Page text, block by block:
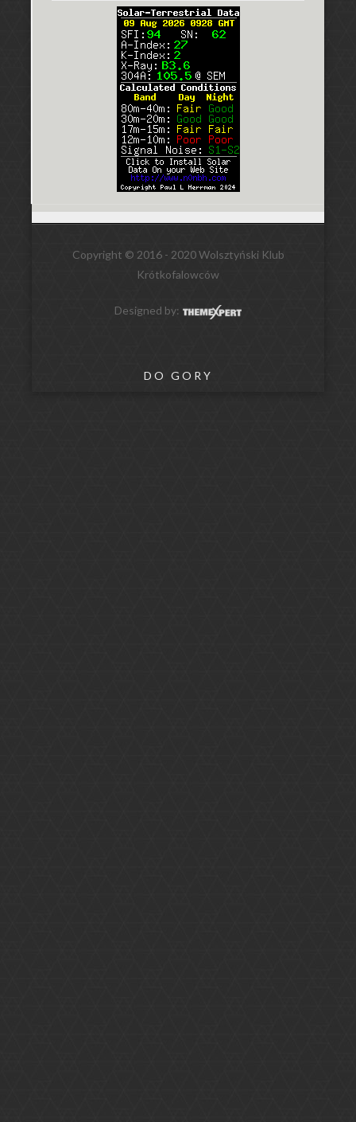
Copyright © 2016 - 2020 Wolsztyński Klub
Krótkofalowców
Designed by:
DO GORY